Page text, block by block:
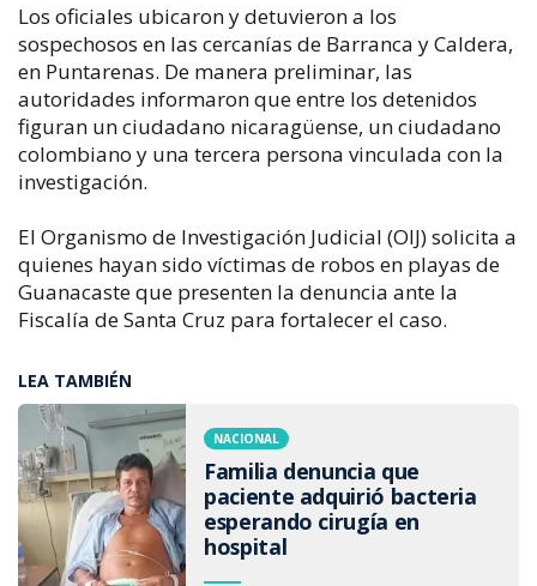
Los oficiales ubicaron y detuvieron a los
sospechosos en las cercanías de Barranca y Caldera,
en Puntarenas. De manera preliminar, las
autoridades informaron que entre los detenidos
figuran un ciudadano nicaragüense, un ciudadano
colombiano y una tercera persona vinculada con la
investigación.
El Organismo de Investigación Judicial (OIJ) solicita a
quienes hayan sido víctimas de robos en playas de
Guanacaste que presenten la denuncia ante la
Fiscalía de Santa Cruz para fortalecer el caso.
LEA TAMBIÉN
NACIONAL
Familia denuncia que
paciente adquirió bacteria
esperando cirugía en
hospital